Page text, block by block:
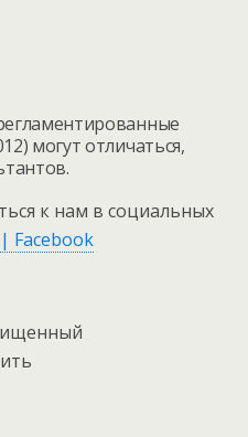
могут отличаться,
к нам в социальных
Facebook